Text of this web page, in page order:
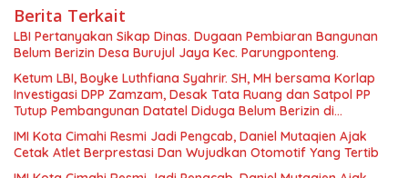
Berita Terkait
LBI Pertanyakan Sikap Dinas. Dugaan Pembiaran Bangunan
Belum Berizin Desa Burujul Jaya Kec. Parungponteng.
Ketum LBI, Boyke Luthfiana Syahrir. SH, MH bersama Korlap
Investigasi DPP Zamzam, Desak Tata Ruang dan Satpol PP
Tutup Pembangunan Datatel Diduga Belum Berizin di
Parungponteng,
IMI Kota Cimahi Resmi Jadi Pengcab, Daniel Mutaqien Ajak
Cetak Atlet Berprestasi Dan Wujudkan Otomotif Yang Tertib